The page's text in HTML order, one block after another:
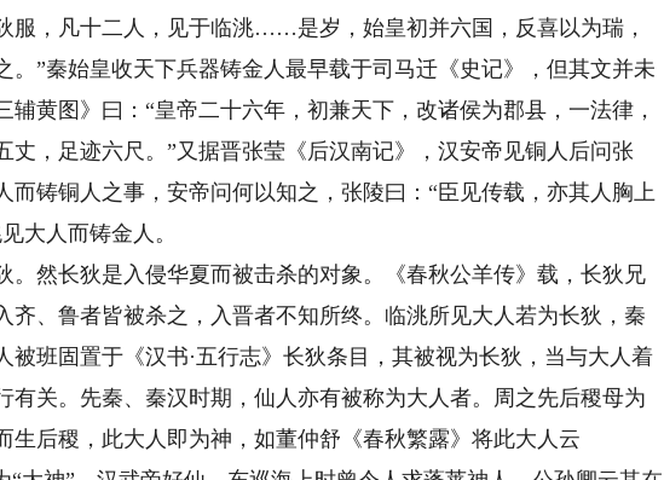
服，凡十二人，见于临洮……是岁，始皇初并六国，反喜以为瑞，
。”秦始皇收天下兵器铸金人最早载于司马迁《史记》，但其文并未
辅黄图》曰：“皇帝二十六年，初兼天下，改诸侯为郡县，一法律，
丈，足迹六尺。”又据晋张莹《后汉南记》，汉安帝见铜人后问张
而铸铜人之事，安帝问何以知之，张陵曰：“臣见传载，亦其人胸上
大人而铸金人。
然长狄是入侵华夏而被击杀的对象。《春秋公羊传》载，长狄兄
齐、鲁者皆被杀之，入晋者不知所终。临洮所见大人若为长狄，秦
被班固置于《汉书·五行志》长狄条目，其被视为长狄，当与大人着
有关。先秦、秦汉时期，仙人亦有被称为大人者。周之先后稷母为
生后稷，此大人即为神，如董仲舒《春秋繁露》将此大人云